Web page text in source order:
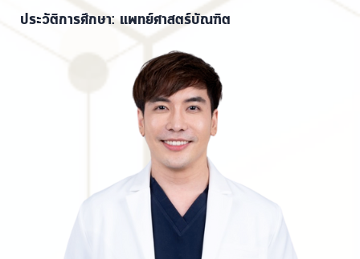
ประวัติการศึกษา: แพทย์ศาสตร์บัณฑิต